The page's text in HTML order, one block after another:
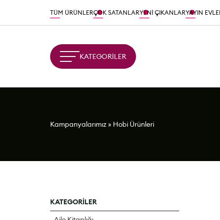
TÜM ÜRÜNLERÇOK SATANLARYENİ ÇIKANLARYAYIN
KATEGORİLER
Kampanyalarımız» Hobi Ürünleri
KATEGORİLER